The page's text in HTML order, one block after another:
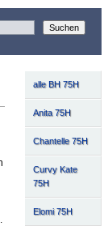
alle BH 75H
Anita 75H
Chantelle 75H
Curvy Kate
75H
Elomi 75H